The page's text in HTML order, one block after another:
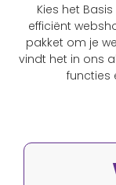
Kies het
efficiënt
pakket om je
vindt het in ons
functies